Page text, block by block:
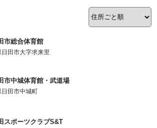
市総合体育館
日田市大字求来里
市中城体育館・武道場
日田市中城町
スポーツクラブS&T